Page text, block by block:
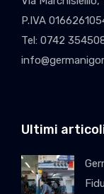
P.IVA
Tel: 0742
@ofni
Ultimi